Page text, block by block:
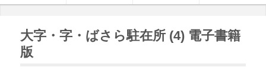
大字・字・ばさら駐在所 (4) 電子書籍
版